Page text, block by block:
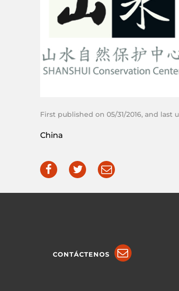
First published on 05/31/2016, and last
China
CONTÁCTENOS